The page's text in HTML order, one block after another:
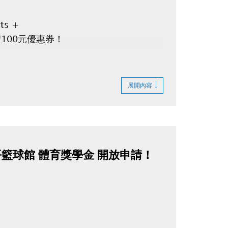
+
元優惠券 ！
展開內容
球館 體育獎學金 開放申請！